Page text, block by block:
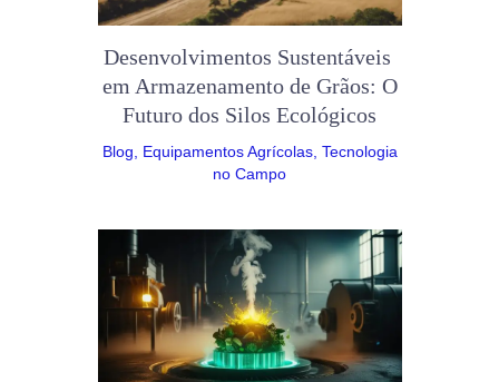
Desenvolvimentos Sustentáveis ​​
em Armazenamento de Grãos: O
Futuro dos Silos Ecológicos
Blog Equipamentos Agrícolas, Tecnologia
no Campo